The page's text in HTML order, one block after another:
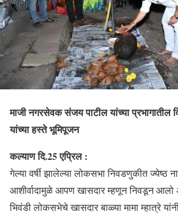
माजी नगरसेवक संजय पाटील यांच्या प्रभागातील
यांच्या हस्ते भूमिपूजन
कल्याण दि.25 एप्रिल :
गेल्या वर्षी झालेल्या लोकसभा निवडणुकीत ज्येष्ठ
आशीर्वादामुळे आपण खासदार म्हणून निवडून
भिवंडी लोकसभेचे खासदार बाळ्या मामा म्हात्रे